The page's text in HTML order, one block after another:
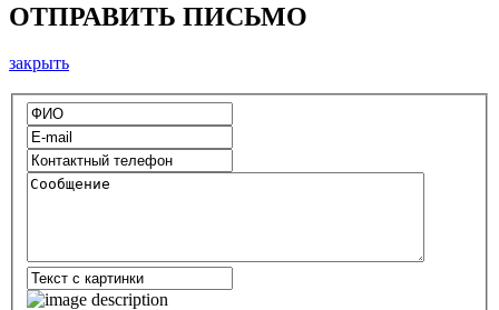
ОТПРАВИТЬ ПИСЬМО
закрыть